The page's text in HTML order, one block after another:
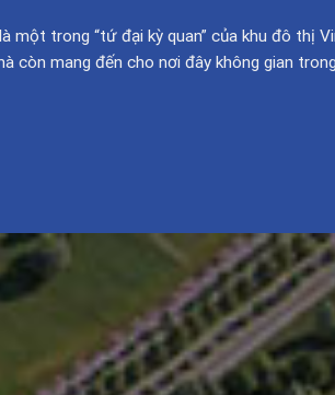
một trong “tứ đại kỳ quan” của khu đô thị
còn mang đến cho nơi đây không gian